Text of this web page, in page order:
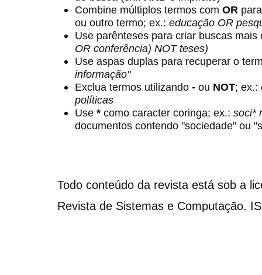
Combine múltiplos termos com OR
ou outro termo; ex.: educação OR
Use parênteses para criar buscas
OR conferência) NOT teses)
Use aspas duplas para recuperar o
informação"
Exclua termos utilizando - ou NOT; ex.:
políticas
Use * como caracter coringa; ex.: soci*
documentos contendo "sociedade" ou
Todo conteúdo da revista está sob a
Revista de Sistemas e Computação.